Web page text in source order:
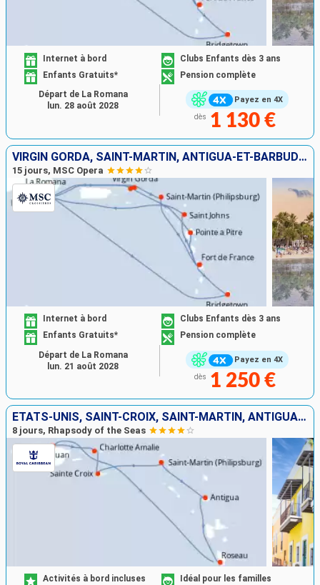
Payez en 4X
Internet à bord
Clubs Enfants dès 3 ans
Enfants Gratuits*
Pension complète
dès 1 130 €
Départ de La Romana
lun. 28 août 2028
VIRGIN GORDA, SAINT-MARTIN, ANTIGUA-ET-BARBUDA, BARBADE, MARTINIQUE, GUADELOUPE, TORTOLA, RÉPUBLIQUE DOMINICAINE
15 jours, MSC Opera
Payez en 4X
Internet à bord
Clubs Enfants dès 3 ans
Enfants Gratuits*
Pension complète
dès 1 250 €
Départ de La Romana
lun. 21 août 2028
ÉTATS-UNIS, SAINT-CROIX, SAINT-MARTIN, ANTIGUA-ET-BARBUDA, DOMINIQUE, PORTO RICO
8 jours, Rhapsody of the Seas
Activités à bord incluses
Idéal pour les familles